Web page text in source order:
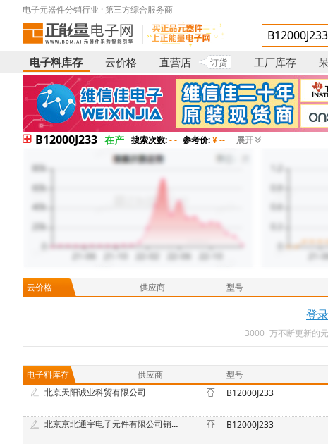
电子元器件分销行业 · 第三方综合服务商
电子料库存 云价格 直营店 订货 工厂库存
B12000J233 在产 搜索次数:- - 参考价:¥ -- 展开
云价格 供应商 型号
登录
3000+万不断更新的
电子料库存 供应商 型号
北京天阳诚业科贸有限公司
B12000J233
北京京北通宇电子元件有限公司销售二部 B12000J233